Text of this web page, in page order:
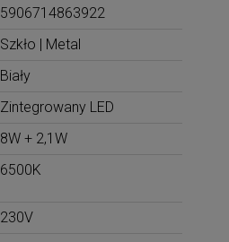
5906714863922
Szkło | Metal
Biały
Zintegrowany LED
8W + 2,1W
6500K
230V